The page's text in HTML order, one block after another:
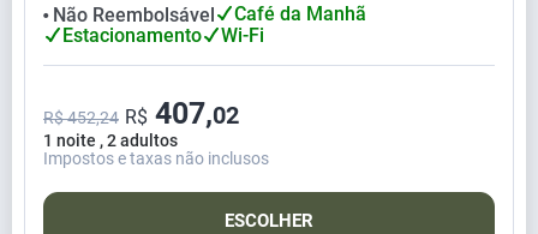
⬤ Não Reembolsável
Café da Manhã
Estacionamento
Wi-Fi
1 noite , 2 adultos
R$ 452,24 R$ 407,02
Impostos e taxas não inclusos
ESCOLHER